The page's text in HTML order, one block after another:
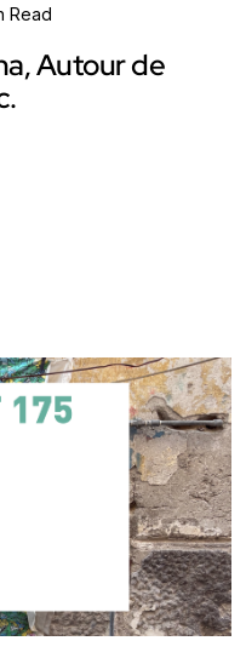
Read
Autour de